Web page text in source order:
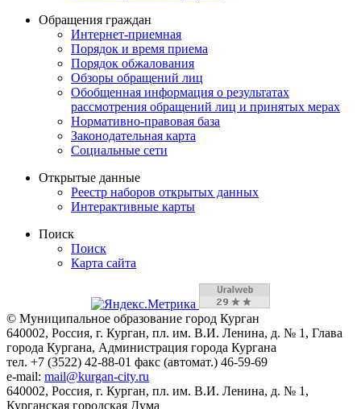
Обращения граждан
Интернет-приемная
Порядок и время приема
Порядок обжалования
Обзоры обращений лиц
Обобщенная информация о результатах
рассмотрения обращений лиц и принятых мерах
Нормативно-правовая база
Законодательная карта
Социальные сети
Открытые данные
Реестр наборов открытых данных
Интерактивные карты
Поиск
Поиск
Карта сайта
© Муниципальное образование город Курган
640002, Россия, г. Курган, пл. им. В.И. Ленина, д. № 1, Глава
города Кургана, Администрация города Кургана
тел. +7 (3522) 42-88-01 факс (автомат.) 46-59-69
e-mail: mail@kurgan-city.ru
640002, Россия, г. Курган, пл. им. В.И. Ленина, д. № 1,
Курганская городская Дума